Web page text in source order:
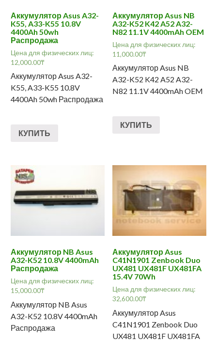
Аккумулятор Asus A32-
K55, A33-K55 10.8V
4400Ah 50wh
Распродажа
Цена для физических лиц:
12,000.00₸
Аккумулятор Asus A32-
K55, A33-K55 10.8V
4400Ah 50wh Распродажа
КУПИТЬ
Аккумулятор Asus NB
A32-K52 K42 A52 A32-
N82 11.1V 4400mAh OEM
Цена для физических лиц:
11,000.00₸
Аккумулятор Asus NB
A32-K52 K42 A52 A32-
N82 11.1V 4400mAh OEM
КУПИТЬ
Аккумулятор NB Asus
A32-K52 10.8V 4400mAh
Распродажа
Цена для физических лиц:
15,000.00₸
Аккумулятор NB Asus
A32-K52 10.8V 4400mAh
Распродажа
Аккумулятор Asus
C41N1901 Zenbook Duo
UX481 UX481F UX481FA
15.4V 70Wh
Цена для физических лиц:
32,600.00₸
Аккумулятор Asus
C41N1901 Zenbook Duo
UX481 UX481F UX481FA